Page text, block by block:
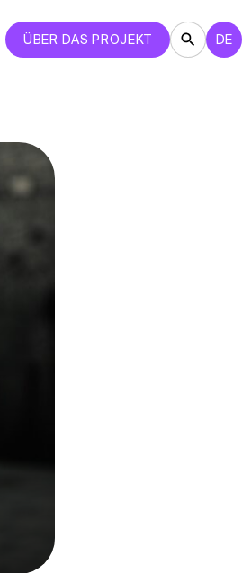
ÜBER DAS PROJEKT DE